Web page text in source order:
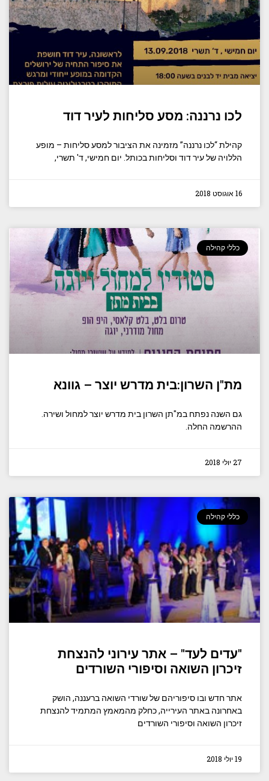
לכו נרננה: מסע סליחות לעיר דוד
קהילת “לכו נרננה” מזמינה את הציבור למסע סליחות – מופע
הללויה של עיר דוד וסליחות בכותל. יום חמישי, ד' תשרי,
16 אוגוסט 2018
כללי קהילה
מת"ן השרון:בית מדרש יוצר – גוונא
גם השנה נפתח במ"תן השרון בית מדרש יוצר למחול ושירה.
ההרשמה החלה.
27 יולי 2018
כללי קהילה
"עדים לעד" – אתר עירוני להנצחת
זיכרון השואה וסיפורי השורדים
אתר חדש ובו סיפוריהם של שורדי השואה ברעננה, הושק
באחרונה באתר העירייה, כחלק מהמאמץ המתמיד להנצחת
זיכרון השואה וסיפורי השורדים
19 יולי 2018